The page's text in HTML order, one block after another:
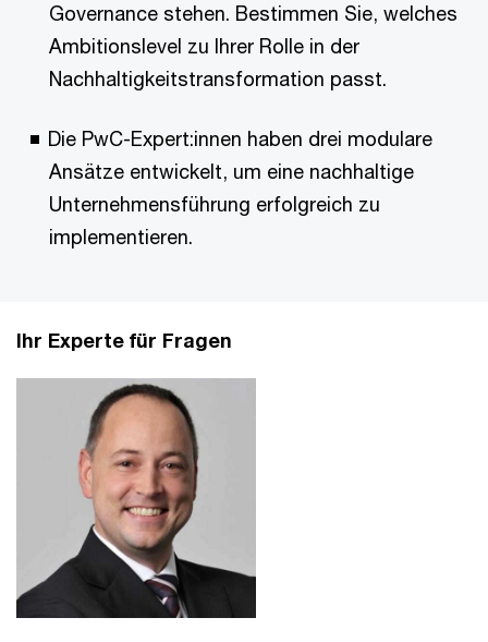
Governance stehen. Bestimmen Sie, welches
Ambitionslevel zu Ihrer Rolle in der
Nachhaltigkeitstransformation passt.
Die PwC-Expert:innen haben drei modulare
Ansätze entwickelt, um eine nachhaltige
Unternehmensführung erfolgreich zu
implementieren.
Ihr Experte für Fragen